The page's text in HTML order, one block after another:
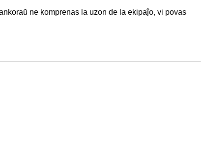
ne komprenas la uzon de la ekipaĵo, vi povas